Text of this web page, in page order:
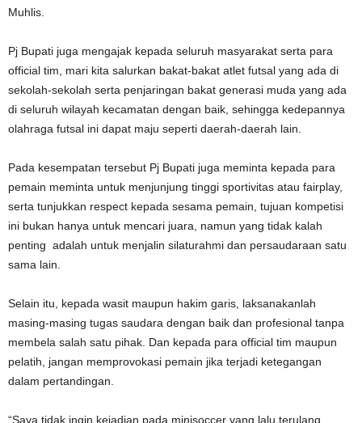
Muhlis.
Pj Bupati juga mengajak kepada seluruh masyarakat serta para
official tim, mari kita salurkan bakat-bakat atlet futsal yang ada di
sekolah-sekolah serta penjaringan bakat generasi muda yang ada
di seluruh wilayah kecamatan dengan baik, sehingga kedepannya
olahraga futsal ini dapat maju seperti daerah-daerah lain.
Pada kesempatan tersebut Pj Bupati juga meminta kepada para
pemain meminta untuk menjunjung tinggi sportivitas atau fairplay,
serta tunjukkan respect kepada sesama pemain, tujuan kompetisi
ini bukan hanya untuk mencari juara, namun yang tidak kalah
penting adalah untuk menjalin silaturahmi dan persaudaraan satu
sama lain.
Selain itu, kepada wasit maupun hakim garis, laksanakanlah
masing-masing tugas saudara dengan baik dan profesional tanpa
membela salah satu pihak. Dan kepada para official tim maupun
pelatih, jangan memprovokasi pemain jika terjadi ketegangan
dalam pertandingan.
“Saya tidak ingin kejadian pada minisoccer yang lalu terulang